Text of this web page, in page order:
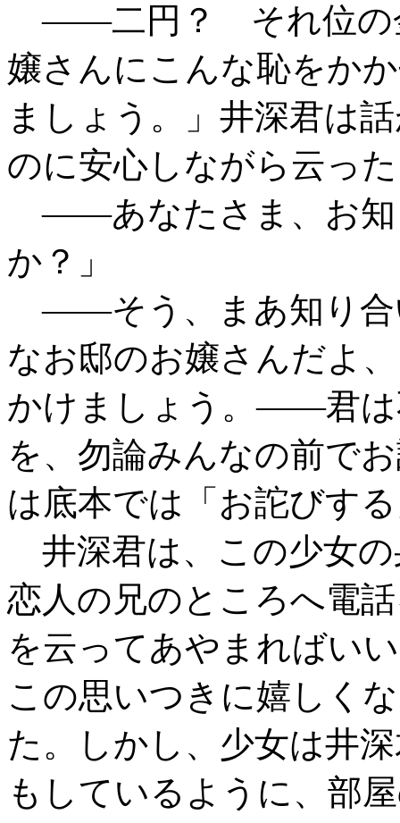
――二円？ それ位の
嬢さんにこんな恥をか
ましょう。」井深君は
のに安心しながら云っ
――あなたさま、お知
か？」
――そう、まあ知り合
なお邸のお嬢さんだよ
かけましょう。――君は
を、勿論みんなの前で
は底本では「お詑びす
井深君は、この少女
恋人の兄のところへ電
を云ってあやまればい
この思いつきに嬉しく
た。しかし、少女は井
もしているように、部